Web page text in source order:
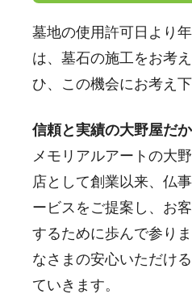
墓地の使用許可日より
は、墓石の施工をお考
ひ、この機会にお考え下
信頼と実績の大野屋だ
メモリアルアートの大
店として創業以来、仏
ービスをご提案し、お
するために歩んで参り
なさまの安心いただけ
ていきます。